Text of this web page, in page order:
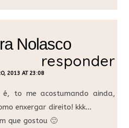
Nolasco
2013 AT 23:08
responder
é, to me acostumando ainda,
enxergar direito! kkk…
que gostou 🙂